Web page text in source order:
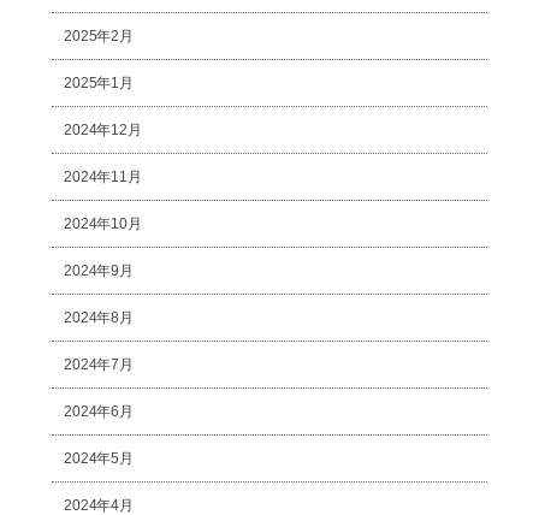
2025年2月
2025年1月
2024年12月
2024年11月
2024年10月
2024年9月
2024年8月
2024年7月
2024年6月
2024年5月
2024年4月